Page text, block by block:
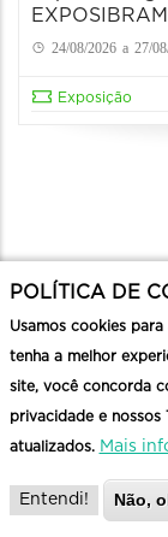
24/08/2026 a 27/
Exposição
POLÍTICA DE
Usamos cookies
tenha a melhor
site, você concorda
privacidade e nossos
atualizados. Mais
Entendi! Não,